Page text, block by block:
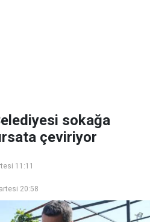
sokağa
çeviriyor
11:11
20:58